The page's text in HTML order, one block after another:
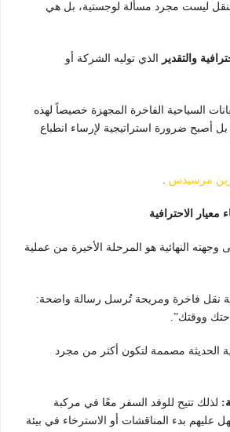
النقل ليست مجرد مسألة لوجستية، بل هي
والتقدير
الذي توليه الشركة أو
السياحية الفاخرة المجهزة خصيصاً لهذه
بل أصبح ضرورة استراتيجية لإرساء انطباع
مرسيدس .
النهائية هو المرحلة الأخيرة من عملية
نقل فاخرة ومريحة تُرسل رسالة واضحة:
ووقتك”.
الحديثة مصممة لتكون أكثر من مجرد
لذلك تتيح للوفد السفر معًا في مركبة
عليهم بدء المناقشات أو الاسترخاء في بيئة